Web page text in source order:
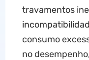
travamentos
consumo
no